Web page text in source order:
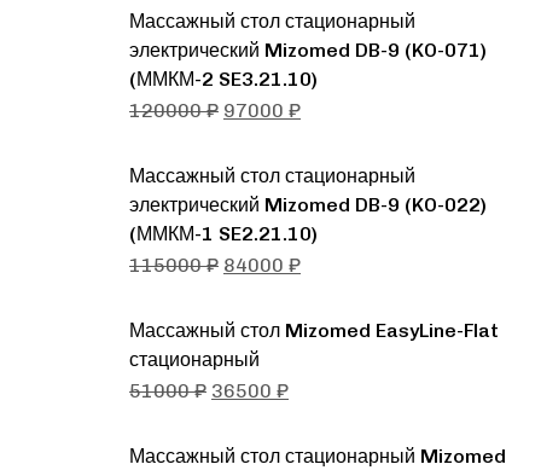
Массажный стол стационарный
электрический Mizomed DB-9 (KO-071)
(ММКМ-2 SE3.21.10)
120000₽ 97000 ₽
Массажный стол стационарный
электрический Mizomed DB-9 (KO-022)
(ММКМ-1 SE2.21.10)
115000₽ 84000 ₽
Массажный стол Mizomed EasyLine-Flat
стационарный
51000₽ 36500 ₽
Массажный стол стационарный Mizomed